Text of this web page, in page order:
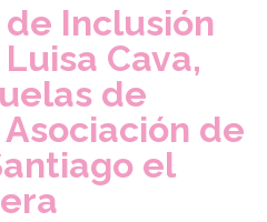
Inclusión
Cava,
de
de
el